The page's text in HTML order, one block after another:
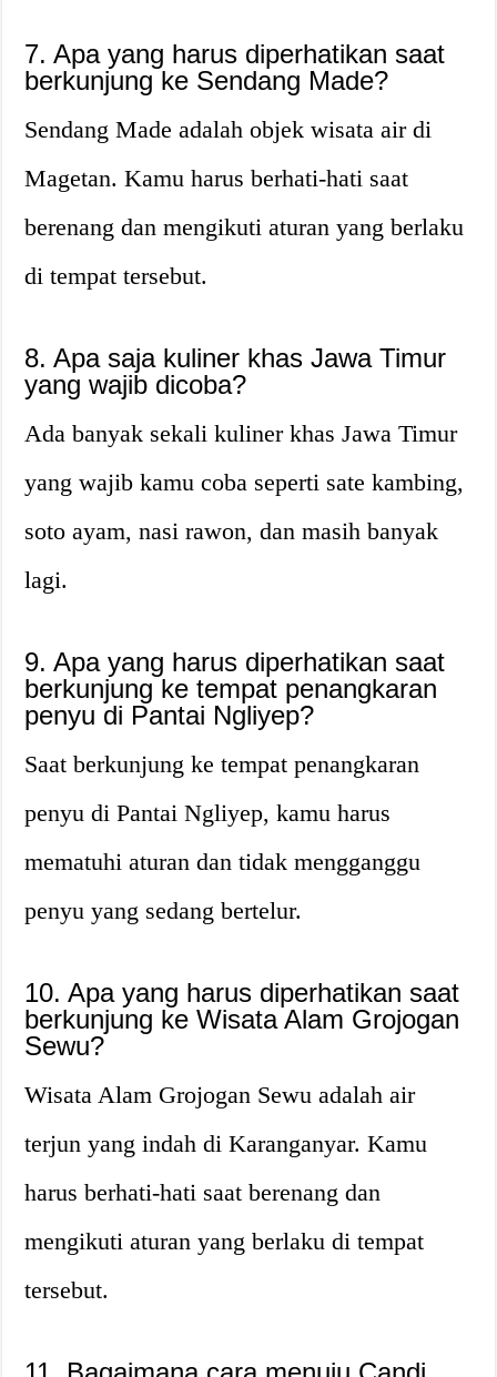
7. Apa yang harus diperhatikan saat
berkunjung ke Sendang Made?
Sendang Made adalah objek wisata air di
Magetan. Kamu harus berhati-hati saat
berenang dan mengikuti aturan yang berlaku
di tempat tersebut.
8. Apa saja kuliner khas Jawa Timur
yang wajib dicoba?
Ada banyak sekali kuliner khas Jawa Timur
yang wajib kamu coba seperti sate kambing,
soto ayam, nasi rawon, dan masih banyak
lagi.
9. Apa yang harus diperhatikan saat
berkunjung ke tempat penangkaran
penyu di Pantai Ngliyep?
Saat berkunjung ke tempat penangkaran
penyu di Pantai Ngliyep, kamu harus
mematuhi aturan dan tidak mengganggu
penyu yang sedang bertelur.
10. Apa yang harus diperhatikan saat
berkunjung ke Wisata Alam Grojogan
Sewu?
Wisata Alam Grojogan Sewu adalah air
terjun yang indah di Karanganyar. Kamu
harus berhati-hati saat berenang dan
mengikuti aturan yang berlaku di tempat
tersebut.